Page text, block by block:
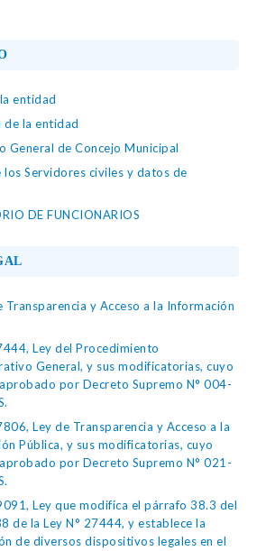
entidad
de la entidad
General de Concejo Municipal
Servidores civiles y datos de
DE FUNCIONARIOS
Transparencia y Acceso a la Información
Ley del Procedimiento
General, y sus modificatorias, cuyo
por Decreto Supremo N° 004-
Ley de Transparencia y Acceso a la
Pública, y sus modificatorias, cuyo
por Decreto Supremo N° 021-
Ley que modifica el párrafo 38.3 del
de la Ley N° 27444, y establece la
de diversos dispositivos legales en el